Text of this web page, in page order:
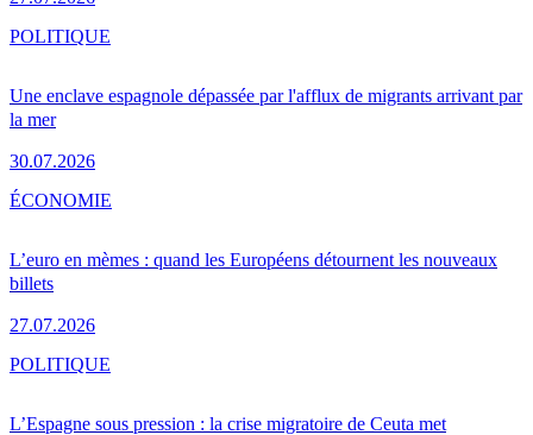
Une enclave espagnole dépassée par l'afflux de migrants arrivant par
la mer
30.07.2026
POLITIQUE
L’euro en mèmes : quand les Européens détournent les nouveaux
billets
27.07.2026
ÉCONOMIE
L’Espagne sous pression : la crise migratoire de Ceuta met
POLITIQUE